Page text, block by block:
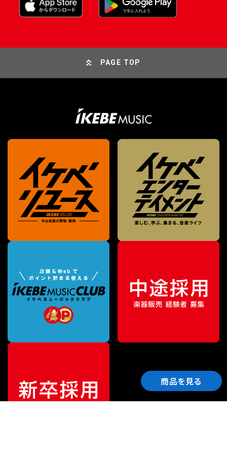
商品を見る
PAGE TOP